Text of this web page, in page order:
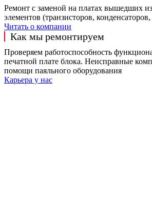
Ремонт с заменой на платах вышедших
элементов (транзисторов,
Читать о компании
Как мы ремонтируем
Проверяем работоспособность
печатной плате блока. Неисправные
помощи паяльного оборудования
Карьера у нас